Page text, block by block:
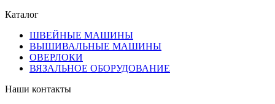
Каталог
ШВЕЙНЫЕ МАШИНЫ
ВЫШИВАЛЬНЫЕ МАШИНЫ
ОВЕРЛОКИ
ВЯЗАЛЬНОЕ ОБОРУДОВАНИЕ
Наши контакты